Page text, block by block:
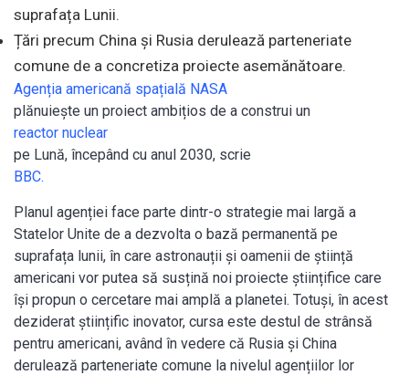
suprafața Lunii.
Țări precum China și Rusia derulează parteneriate
comune de a concretiza proiecte asemănătoare.
Agenția americană spațială NASA
plănuiește un proiect ambițios de a construi un
reactor nuclear
pe Lună, începând cu anul 2030, scrie
BBC.
Planul agenției face parte dintr-o strategie mai largă a
Statelor Unite de a dezvolta o bază permanentă pe
suprafața lunii, în care astronauții și oamenii de știință
americani vor putea să susțină noi proiecte științifice care
își propun o cercetare mai amplă a planetei. Totuși, în acest
deziderat științific inovator, cursa este destul de strânsă
pentru americani, având în vedere că Rusia și China
derulează parteneriate comune la nivelul agențiilor lor